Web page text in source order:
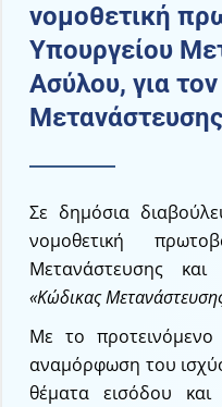
νομοθετική
Υπουργείου
Ασύλου, για
Σε δημόσια
νομοθετική
Μετανάστευσης
«Κώδικας
Με το προτεινόμενο
αναμόρφωση του
θέματα εισόδου και